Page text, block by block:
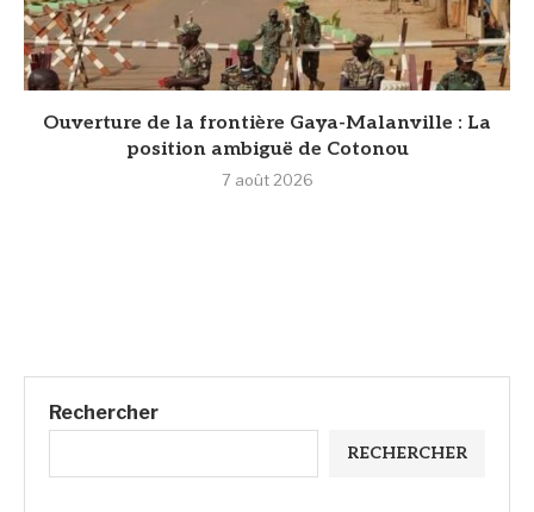
Ouverture de la frontière Gaya-Malanville : La
position ambiguë de Cotonou
7 août 2026
Rechercher
RECHERCHER